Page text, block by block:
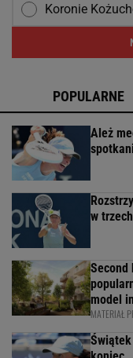
Koronie
POPULARNE
Ależ
w
Second
model
MATERIAŁ